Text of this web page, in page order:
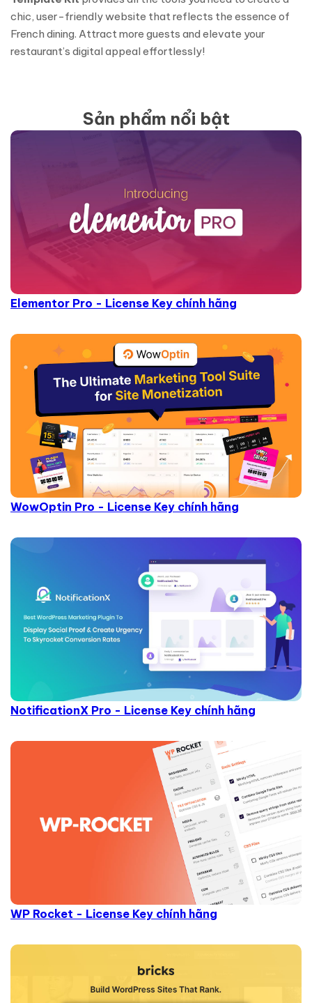
chic, user-friendly website that reflects the essence of
French dining. Attract more guests and elevate your
restaurant’s digital appeal effortlessly!
Sản phẩm nổi bật
Elementor Pro - License Key chính hãng
WowOptin Pro - License Key chính hãng
NotificationX Pro - License Key chính hãng
WP Rocket - License Key chính hãng